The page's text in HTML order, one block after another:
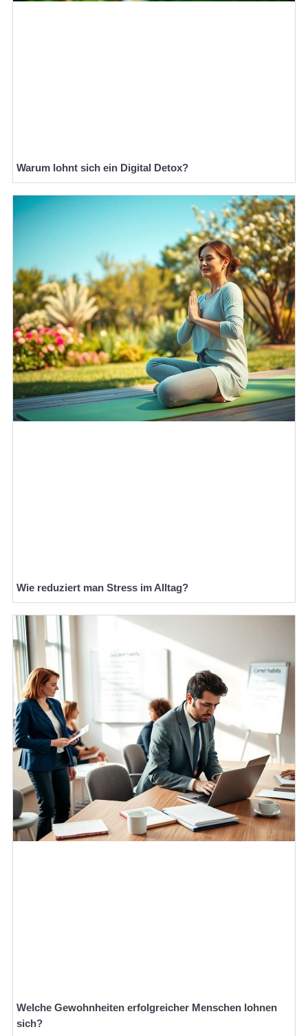
Warum lohnt sich ein Digital Detox?
Wie reduziert man Stress im Alltag?
Welche Gewohnheiten erfolgreicher Menschen lohnen
sich?